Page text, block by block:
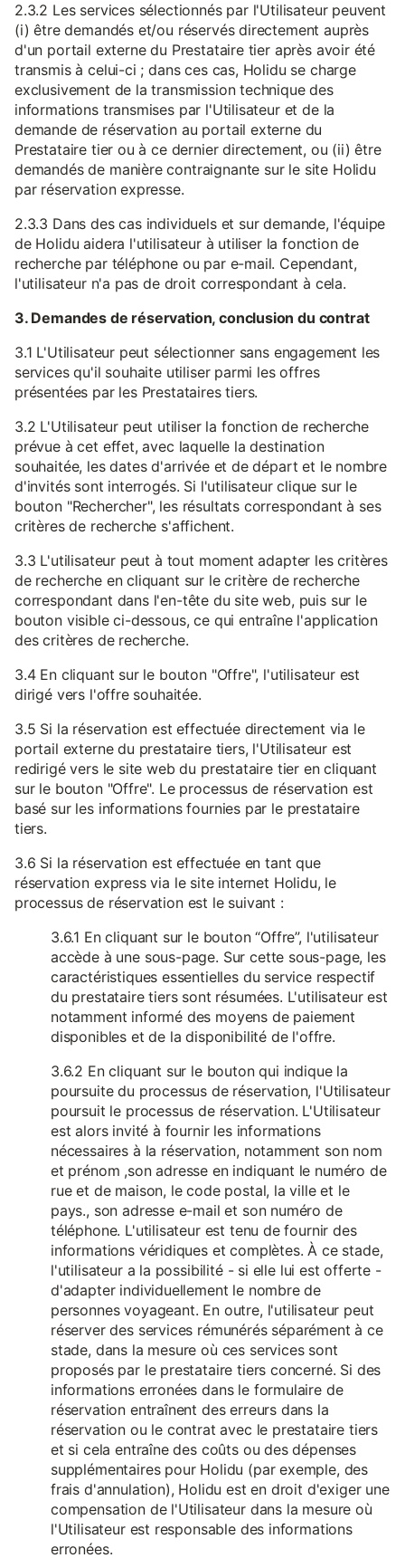
2.3.2 Les services sélectionnés par l'Utilisateur peuvent
(i) être demandés et/ou réservés directement auprès
d'un portail externe du Prestataire tier après avoir été
transmis à celui-ci ; dans ces cas, Holidu se charge
exclusivement de la transmission technique des
informations transmises par l'Utilisateur et de la
demande de réservation au portail externe du
Prestataire tier ou à ce dernier directement, ou (ii) être
demandés de manière contraignante sur le site Holidu
par réservation expresse.
2.3.3 Dans des cas individuels et sur demande, l'équipe
de Holidu aidera l'utilisateur à utiliser la fonction de
recherche par téléphone ou par e-mail. Cependant,
l'utilisateur n'a pas de droit correspondant à cela.
3. Demandes de réservation, conclusion du contrat
3.1 L'Utilisateur peut sélectionner sans engagement les
services qu'il souhaite utiliser parmi les offres
présentées par les Prestataires tiers.
3.2 L'Utilisateur peut utiliser la fonction de recherche
prévue à cet effet, avec laquelle la destination
souhaitée, les dates d'arrivée et de départ et le nombre
d'invités sont interrogés. Si l'utilisateur clique sur le
bouton "Rechercher", les résultats correspondant à ses
critères de recherche s'affichent.
3.3 L'utilisateur peut à tout moment adapter les critères
de recherche en cliquant sur le critère de recherche
correspondant dans l'en-tête du site web, puis sur le
bouton visible ci-dessous, ce qui entraîne l'application
des critères de recherche.
3.4 En cliquant sur le bouton "Offre", l'utilisateur est
dirigé vers l'offre souhaitée.
3.5 Si la réservation est effectuée directement via le
portail externe du prestataire tiers, l'Utilisateur est
redirigé vers le site web du prestataire tier en cliquant
sur le bouton "Offre". Le processus de réservation est
basé sur les informations fournies par le prestataire
tiers.
3.6 Si la réservation est effectuée en tant que
réservation express via le site internet Holidu, le
processus de réservation est le suivant :
3.6.1 En cliquant sur le bouton “Offre”, l'utilisateur
accède à une sous-page. Sur cette sous-page, les
caractéristiques essentielles du service respectif
du prestataire tiers sont résumées. L'utilisateur est
notamment informé des moyens de paiement
disponibles et de la disponibilité de l'offre.
3.6.2 En cliquant sur le bouton qui indique la
poursuite du processus de réservation, l'Utilisateur
poursuit le processus de réservation. L'Utilisateur
est alors invité à fournir les informations
nécessaires à la réservation, notamment son nom
et prénom ,son adresse en indiquant le numéro de
rue et de maison, le code postal, la ville et le
pays., son adresse e-mail et son numéro de
téléphone. L'utilisateur est tenu de fournir des
informations véridiques et complètes. À ce stade,
l'utilisateur a la possibilité - si elle lui est offerte -
d'adapter individuellement le nombre de
personnes voyageant. En outre, l'utilisateur peut
réserver des services rémunérés séparément à ce
stade, dans la mesure où ces services sont
proposés par le prestataire tiers concerné. Si des
informations erronées dans le formulaire de
réservation entraînent des erreurs dans la
réservation ou le contrat avec le prestataire tiers
et si cela entraîne des coûts ou des dépenses
supplémentaires pour Holidu (par exemple, des
frais d'annulation), Holidu est en droit d'exiger une
compensation de l'Utilisateur dans la mesure où
l'Utilisateur est responsable des informations
erronées.